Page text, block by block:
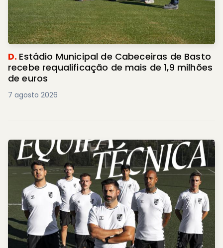
D. Estádio Municipal de Cabeceiras de Basto
recebe requalificação de mais de 1,9 milhões
de euros
7 agosto 2026